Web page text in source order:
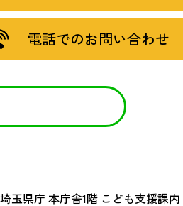
電話でのお問い合わせ
玉県庁 本庁舎1階 こども支援課内